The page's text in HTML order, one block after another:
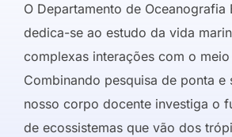
O Departamento de Oceanografia
dedica-se ao estudo da vida
complexas interações com o
Combinando pesquisa de ponta e
nosso corpo docente investiga o
de ecossistemas que vão dos